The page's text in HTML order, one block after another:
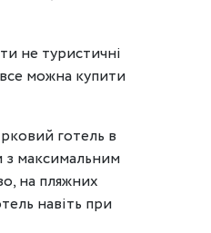
не туристичні
можна купити
готель в
з максимальним
на пляжних
навіть при